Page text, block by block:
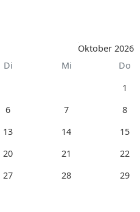
Oktober 2026
Di Mi Do
1
6 7 8
13 14 15
20 21 22
27 28 29